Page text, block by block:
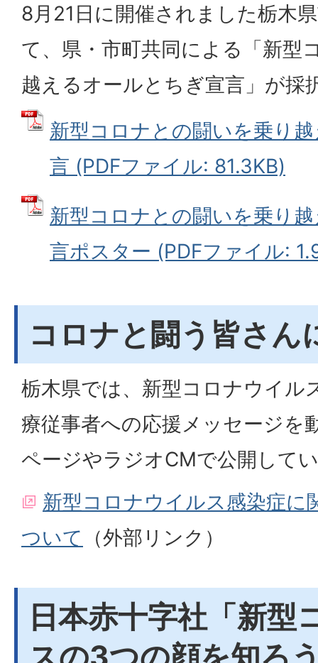
8月21日に開催されました栃木
て、県・市町共同による「新型
越えるオールとちぎ宣言」が採
新型コロナとの闘いを乗り
言 (PDFファイル: 81.3KB)
新型コロナとの闘いを乗り
言ポスター (PDFファイル:
コロナと闘う皆さん
栃木県では、新型コロナウイル
療従事者への応援メッセージを
ページやラジオCMで公開して
新型コロナウイルス感染症に
ついて
（外部リンク）
日本赤十字社「新型